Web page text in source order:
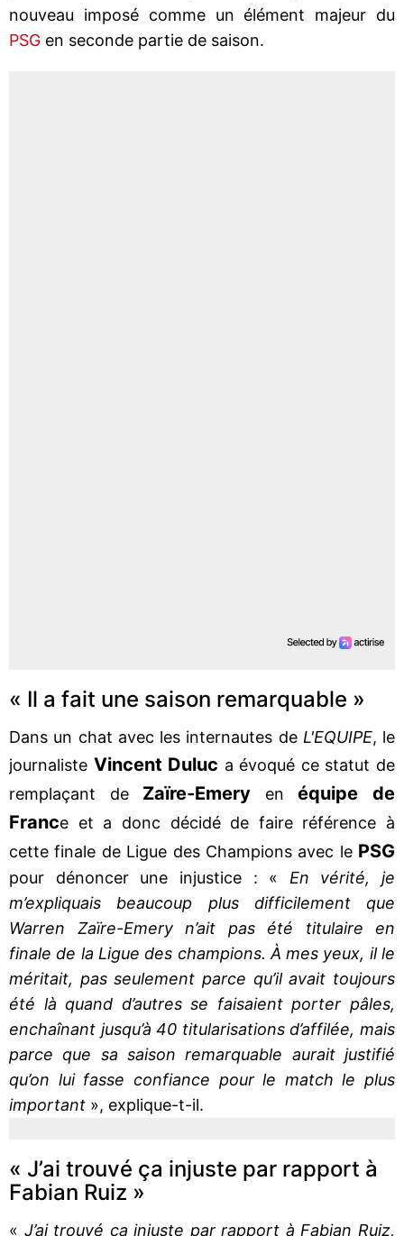
nouveau imposé comme un élément majeur du
PSG en seconde partie de saison.
« Il a fait une saison remarquable »
Dans un chat avec les internautes de L'EQUIPE, le
journaliste Vincent Duluc a évoqué ce statut de
remplaçant de Zaïre-Emery enéquipe de
France et a donc décidé de faire référence à
cette finale de Ligue des Champions avec le PSG
pour dénoncer une injustice : « En vérité, je
m’expliquais beaucoup plus difficilement que
Warren Zaïre-Emery n’ait pas été titulaire en
finale de la Ligue des champions. À mes yeux, il le
méritait, pas seulement parce qu’il avait toujours
été là quand d’autres se faisaient porter pâles,
enchaînant jusqu’à 40 titularisations d’affilée, mais
parce que sa saison remarquable aurait justifié
qu’on lui fasse confiance pour le match le plus
important », explique-t-il.
« J’ai trouvé ça injuste par rapport à
Fabian Ruiz »
« J’ai trouvé ça injuste par rapport à Fabian Ruiz,